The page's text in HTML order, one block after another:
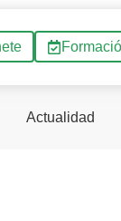
Actualidad